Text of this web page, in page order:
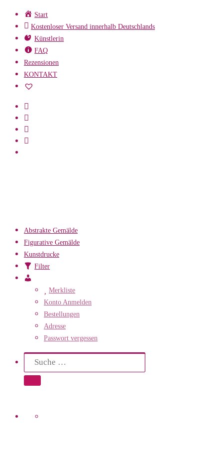
Zum
Inhalt
springen
Start
Kostenloser Versand innerhalb Deutschlands
Künstlerin
FAQ
Rezensionen
KONTAKT
Abstrakte Gemälde
Figurative Gemälde
Kunstdrucke
Filter
KontoMerkliste
Konto Anmelden
Bestellungen
Adresse
Passwort vergessen
Search
Suche
Suche …